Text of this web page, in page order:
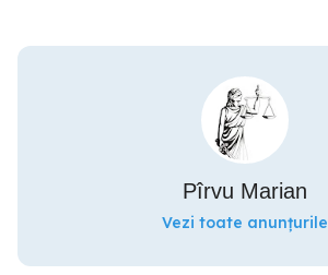
Pîrvu Marian
Vezi toate anunțurile